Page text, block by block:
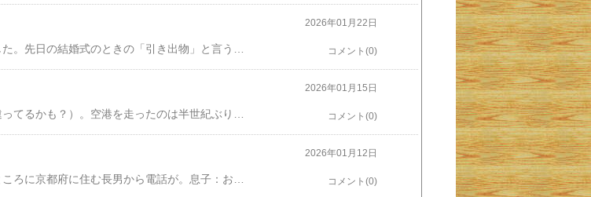
2026年01月22日
コメント(0)
2026年01月15日
コメント(0)
2026年01月12日
コメント(0)